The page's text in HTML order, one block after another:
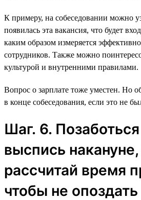
К примеру, на собеседовании можно
появилась эта вакансия, что будет
каким образом измеряется
сотрудников. Также можно
культурой и внутренними правилами.
Вопрос о зарплате тоже уместен. Но
в конце собеседования, если это не
Шаг. 6.
выспись
рассчитай время
чтобы не опоздать